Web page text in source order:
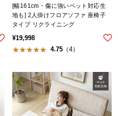
[幅161cm・傷に強いペット対応生
地も] 2人掛けフロアソファ 座椅子
タイプ リクライニング
¥19,998
4.75 （4）